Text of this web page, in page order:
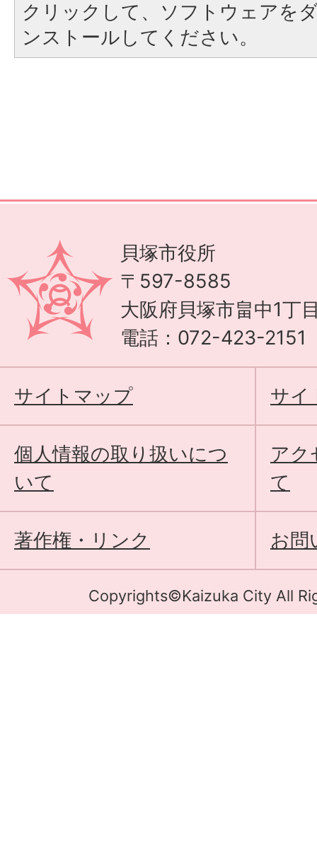
クリックして、ソフトウェアを
ンストールしてください。
貝塚市役所
〒597-8585
大阪府貝塚市畠中1丁
電話：072-423-2151
サイトマップ サイ
個人情報の取り扱いにつ
いて
アク
て
著作権・リンク お問
Copyrights©Kaizuka City All